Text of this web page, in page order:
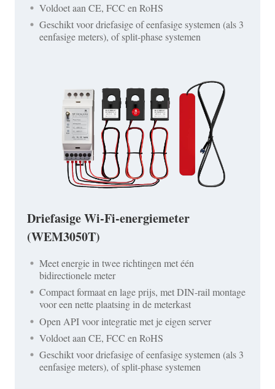
Voldoet aan CE, FCC en RoHS
Geschikt voor driefasige of eenfasige systemen (als 3
eenfasige meters), of split-phase systemen
Driefasige Wi-Fi-energiemeter
(WEM3050T)
Meet energie in twee richtingen met één
bidirectionele meter
Compact formaat en lage prijs, met DIN-rail montage
voor een nette plaatsing in de meterkast
Open API voor integratie met je eigen server
Voldoet aan CE, FCC en RoHS
Geschikt voor driefasige of eenfasige systemen (als 3
eenfasige meters), of split-phase systemen